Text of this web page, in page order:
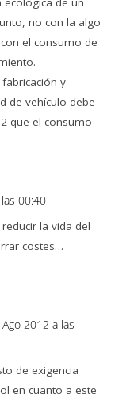
no con la algo
el consumo de
y
de vehículo debe
que el consumo
00:40
la vida del
costes…
2012 a las
de exigencia
en cuanto a este